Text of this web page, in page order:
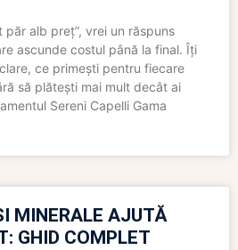
păr alb preț”, vrei un răspuns
ascunde costul până la final. Îți
ce primești pentru fiecare
să plătești mai mult decât ai
Sereni Capelli Gama
MINERALE AJUTĂ
GHID COMPLET